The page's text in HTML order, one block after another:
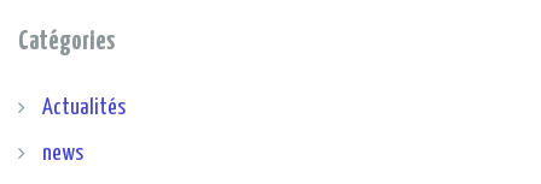
Catégories
Actualités
news